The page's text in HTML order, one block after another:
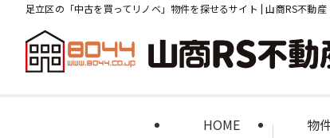
足立区の「中古を買ってリノベ」物件を探せるサイト | 山商RS不動産
HOME 物